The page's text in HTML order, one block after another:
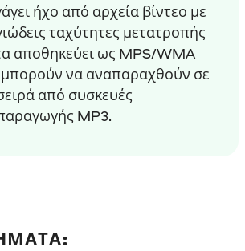
ήχο από αρχεία βίντεο με
ταχύτητες μετατροπής
αποθηκεύει ως MPS/WMA
να αναπαραχθούν σε
από συσκευές
MP3.